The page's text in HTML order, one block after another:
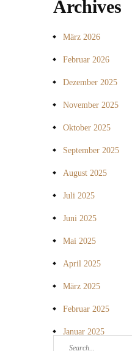
Archives
März 2026
Februar 2026
Dezember 2025
November 2025
Oktober 2025
September 2025
August 2025
Juli 2025
Juni 2025
Mai 2025
April 2025
März 2025
Februar 2025
Januar 2025